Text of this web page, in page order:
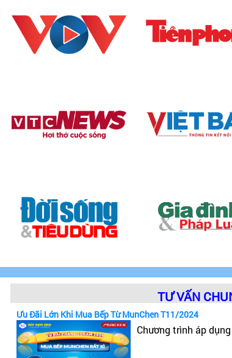
TƯ VẤN
Ưu Đãi Lớn Khi Mua Bếp Từ MunChen T11/2024
Chương trình áp